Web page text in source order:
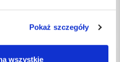
Pokaż szczegóły
wszystkie
wariant